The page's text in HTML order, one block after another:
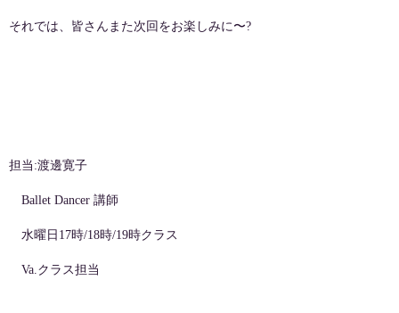
それでは、皆さんまた次回をお楽しみに〜?
担当:渡邊寛子
Ballet Dancer 講師
水曜日17時/18時/19時クラス
Va.クラス担当